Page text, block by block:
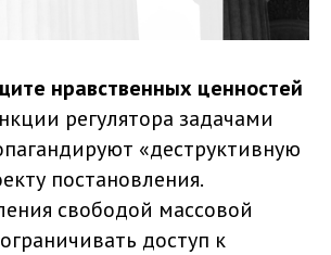
нравственных ценностей
регулятора задачами
«деструктивную
постановления.
свободой массовой
доступ к